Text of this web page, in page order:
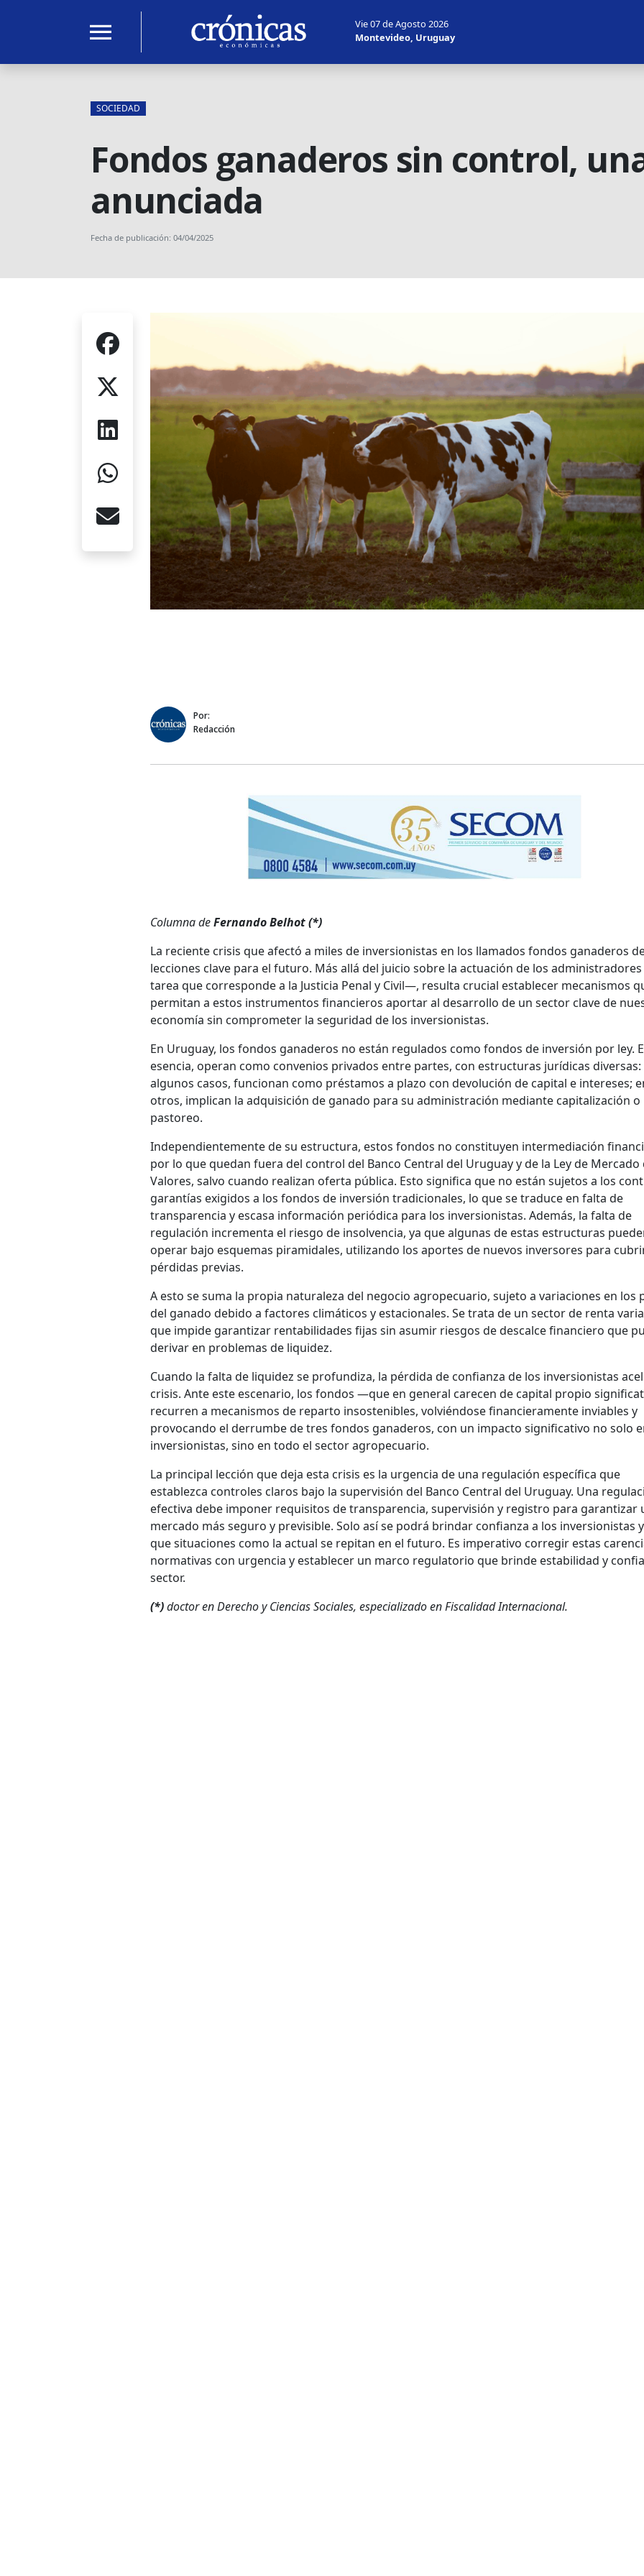
menu
Vie 07 de Agosto 2026
Montevideo, Uruguay
SOCIEDAD
Fondos ganaderos sin control,
anunciada
Fecha de publicación: 04/04/2025
Por:
Redacción
Columna deFernando Belhot (*)
La reciente crisis que afectó a miles de inversionistas en los llamados fondos ganaderos
lecciones clave para el futuro. Más allá del juicio sobre la actuación de los
tarea que corresponde a la Justicia Penal y Civil—, resulta crucial establecer mecanismos
permitan a estos instrumentos financieros aportar al desarrollo de un sector clave de
economía sin comprometer la seguridad de los inversionistas.
En Uruguay, los fondos ganaderos no están regulados como fondos de inversión por ley.
esencia, operan como convenios privados entre partes, con estructuras jurídicas diversas:
algunos casos, funcionan como préstamos a plazo con devolución de capital e intereses;
otros, implican la adquisición de ganado para su administración mediante capitalización o
pastoreo.
Independientemente de su estructura, estos fondos no constituyen intermediación
por lo que quedan fuera del control del Banco Central del Uruguay y de la Ley de Mercado
Valores, salvo cuando realizan oferta pública. Esto significa que no están sujetos a los
garantías exigidos a los fondos de inversión tradicionales, lo que se traduce en falta de
transparencia y escasa información periódica para los inversionistas. Además, la falta de
regulación incrementa el riesgo de insolvencia, ya que algunas de estas estructuras
operar bajo esquemas piramidales, utilizando los aportes de nuevos inversores para
pérdidas previas.
A esto se suma la propia naturaleza del negocio agropecuario, sujeto a variaciones en los
del ganado debido a factores climáticos y estacionales. Se trata de un sector de renta
que impide garantizar rentabilidades fijas sin asumir riesgos de descalce financiero que
derivar en problemas de liquidez.
Cuando la falta de liquidez se profundiza, la pérdida de confianza de los inversionistas
crisis. Ante este escenario, los fondos —que en general carecen de capital propio
recurren a mecanismos de reparto insostenibles, volviéndose financieramente inviables y
provocando el derrumbe de tres fondos ganaderos, con un impacto significativo no solo
inversionistas, sino en todo el sector agropecuario.
La principal lección que deja esta crisis es la urgencia de una regulación específica que
establezca controles claros bajo la supervisión del Banco Central del Uruguay. Una
efectiva debe imponer requisitos de transparencia, supervisión y registro para garantizar
mercado más seguro y previsible. Solo así se podrá brindar confianza a los inversionistas
que situaciones como la actual se repitan en el futuro. Es imperativo corregir estas
normativas con urgencia y establecer un marco regulatorio que brinde estabilidad y
sector.
(*)doctor en Derecho y Ciencias Sociales, especializado en Fiscalidad Internacional.